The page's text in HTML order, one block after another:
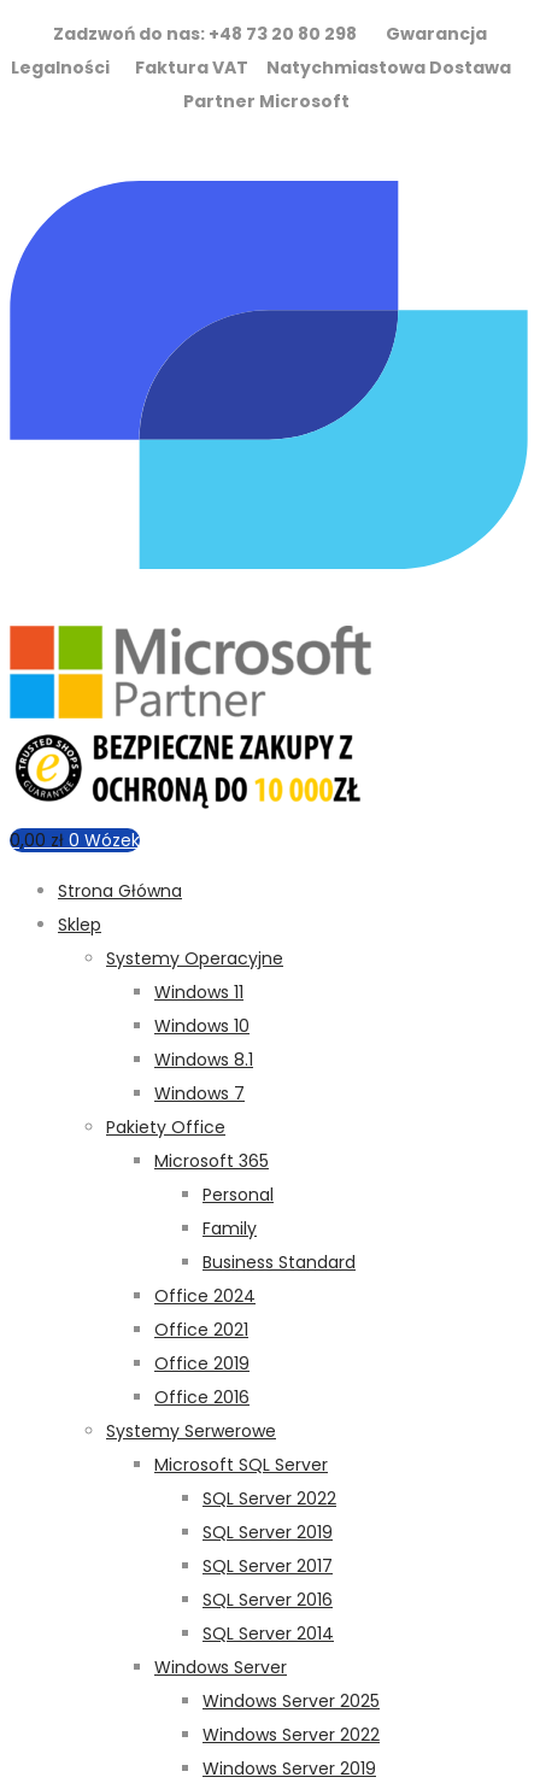
Zadzwoń do nas: +48 73 20 80 298 Gwarancja
Legalności Faktura VAT Natychmiastowa Dostawa
Partner Microsoft
0,00 zł 0 Wózek
Strona Główna
Sklep
Systemy Operacyjne
Windows 11
Windows 10
Windows 8.1
Windows 7
Pakiety Office
Microsoft 365
Personal
Family
Business Standard
Office 2024
Office 2021
Office 2019
Office 2016
Systemy Serwerowe
Microsoft SQL Server
SQL Server 2022
SQL Server 2019
SQL Server 2017
SQL Server 2016
SQL Server 2014
Windows Server
Windows Server 2025
Windows Server 2022
Windows Server 2019